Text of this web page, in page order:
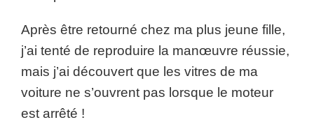
Après être retourné chez ma plus jeune fille,
j’ai tenté de reproduire la manœuvre réussie,
mais j’ai découvert que les vitres de ma
voiture ne s’ouvrent pas lorsque le moteur
est arrêté !